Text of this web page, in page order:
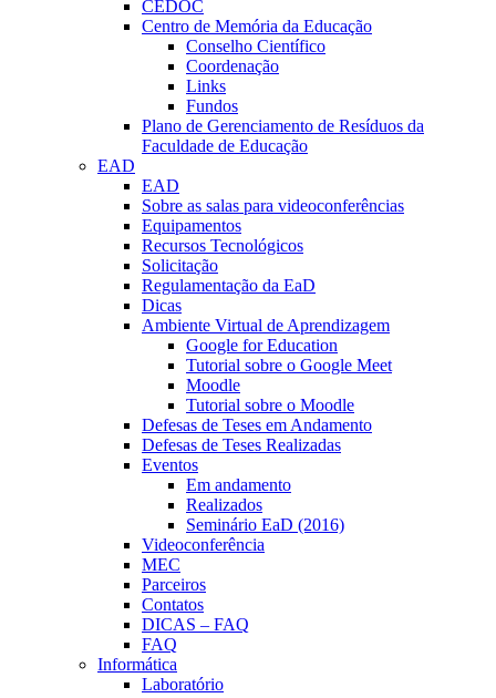
CEDOC
Centro de Memória da Educação
Conselho Científico
Coordenação
Links
Fundos
Plano de Gerenciamento de Resíduos da
Faculdade de Educação
EAD
EAD
Sobre as salas para videoconferências
Equipamentos
Recursos Tecnológicos
Solicitação
Regulamentação da EaD
Dicas
Ambiente Virtual de Aprendizagem
Google for Education
Tutorial sobre o Google Meet
Moodle
Tutorial sobre o Moodle
Defesas de Teses em Andamento
Defesas de Teses Realizadas
Eventos
Em andamento
Realizados
Seminário EaD (2016)
Videoconferência
MEC
Parceiros
Contatos
DICAS – FAQ
FAQ
Informática
Laboratório